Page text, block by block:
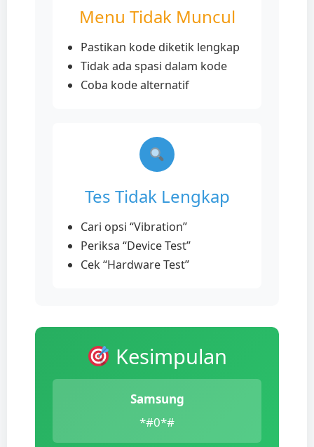
Menu Tidak Muncul
Pastikan kode diketik lengkap
Tidak ada spasi dalam kode
Coba kode alternatif
Tes Tidak Lengkap
Cari opsi “Vibration”
Periksa “Device Test”
Cek “Hardware Test”
Kesimpulan
Samsung
*#0*#